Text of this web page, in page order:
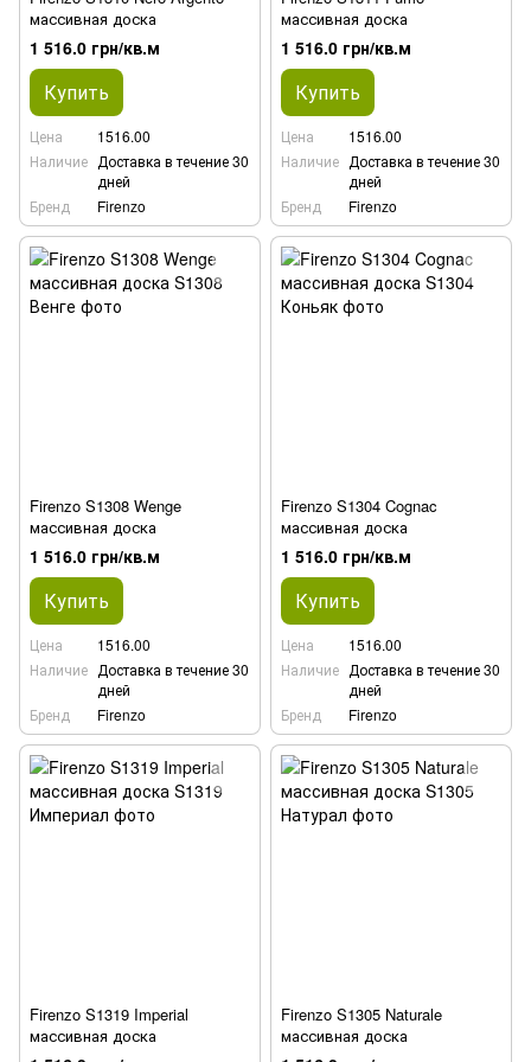
массивная доска
1 516.0 грн/кв.м
Купить
Цена
1516.00
Наличие Доставка в течение 30
дней
Бренд
Firenzo
массивная доска
1 516.0 грн/кв.м
Купить
Цена
1516.00
Наличие Доставка в течение 30
дней
Бренд
Firenzo
Firenzo S1308 Wenge
массивная доска
1 516.0 грн/кв.м
Купить
Цена
1516.00
Наличие Доставка в течение 30
дней
Бренд
Firenzo
Firenzo S1304 Cognac
массивная доска
1 516.0 грн/кв.м
Купить
Цена
1516.00
Наличие Доставка в течение 30
дней
Бренд
Firenzo
Firenzo S1319 Imperial
массивная доска
Firenzo S1305 Naturale
массивная доска